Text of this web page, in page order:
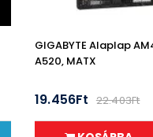
GIGABYTE Alaplap
A520, MATX
19.456Ft 22.403Ft